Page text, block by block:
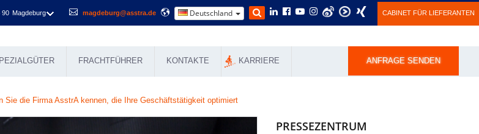
90 Magdeburg magdeburg@asstra.de Deutschland CABINET FÜR LIEFERANTEN
FRACHTFÜHRER KONTAKTE KARRIERE ANFRAGE SENDEN
Sie die Firma AsstrA kennen, die Ihre Geschäftstätigkeit optimiert
PRESSEZENTRUM